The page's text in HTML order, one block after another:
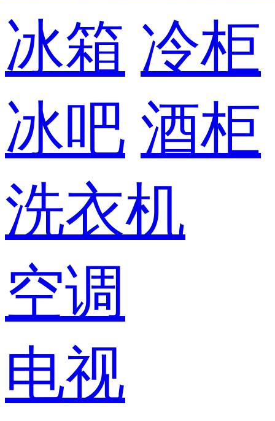
冰箱 冷柜
冰吧 酒柜
洗衣机
空调
电视